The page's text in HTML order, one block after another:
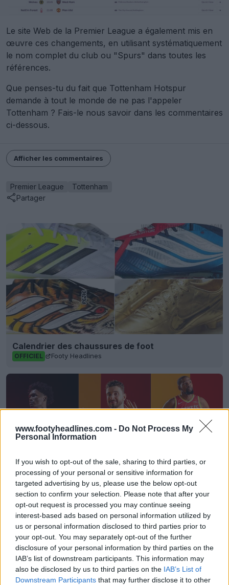
www.footyheadlines.com - Do Not Process My
Personal Information
If you wish to opt-out of the sale, sharing to third parties, or
processing of your personal or sensitive information for
targeted advertising by us, please use the below opt-out
section to confirm your selection. Please note that after your
opt-out request is processed you may continue seeing
interest-based ads based on personal information utilized by
us or personal information disclosed to third parties prior to
your opt-out. You may separately opt-out of the further
disclosure of your personal information by third parties on the
IAB’s list of downstream participants. This information may
also be disclosed by us to third parties on the IAB’s List of
Downstream Participants that may further disclose it to other
Le site Web de la Premier League a également mis en
œuvre ces changements, en utilisant systématiquement
le nom complet du club ou "Spurs" dans toutes les
références.
Que penses-tu du fait que Tottenham Hotspur
demande à tout le monde de ne pas l'appeler
Tottenham ? Fais-le nous savoir dans les commentaires
ci-dessous.
Afficher les commentaires
Premier League
Tottenham
Partager
Calendrier des chaussures de foot
OFFICIEL Footy Headlines
Les maillots 26-27 des Houston Rockets dévoilés
+ nouveau logo
OFFICIEL Basketball Jersey Archive 19h